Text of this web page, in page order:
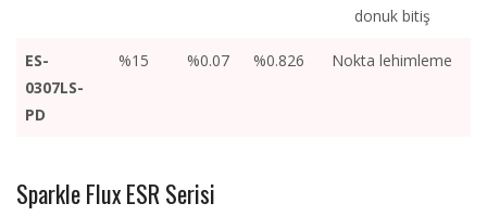
donuk bitiş
ES-
0307LS-
PD
%15 %0.07 %0.826 Nokta lehimleme
Sparkle Flux ESR Serisi